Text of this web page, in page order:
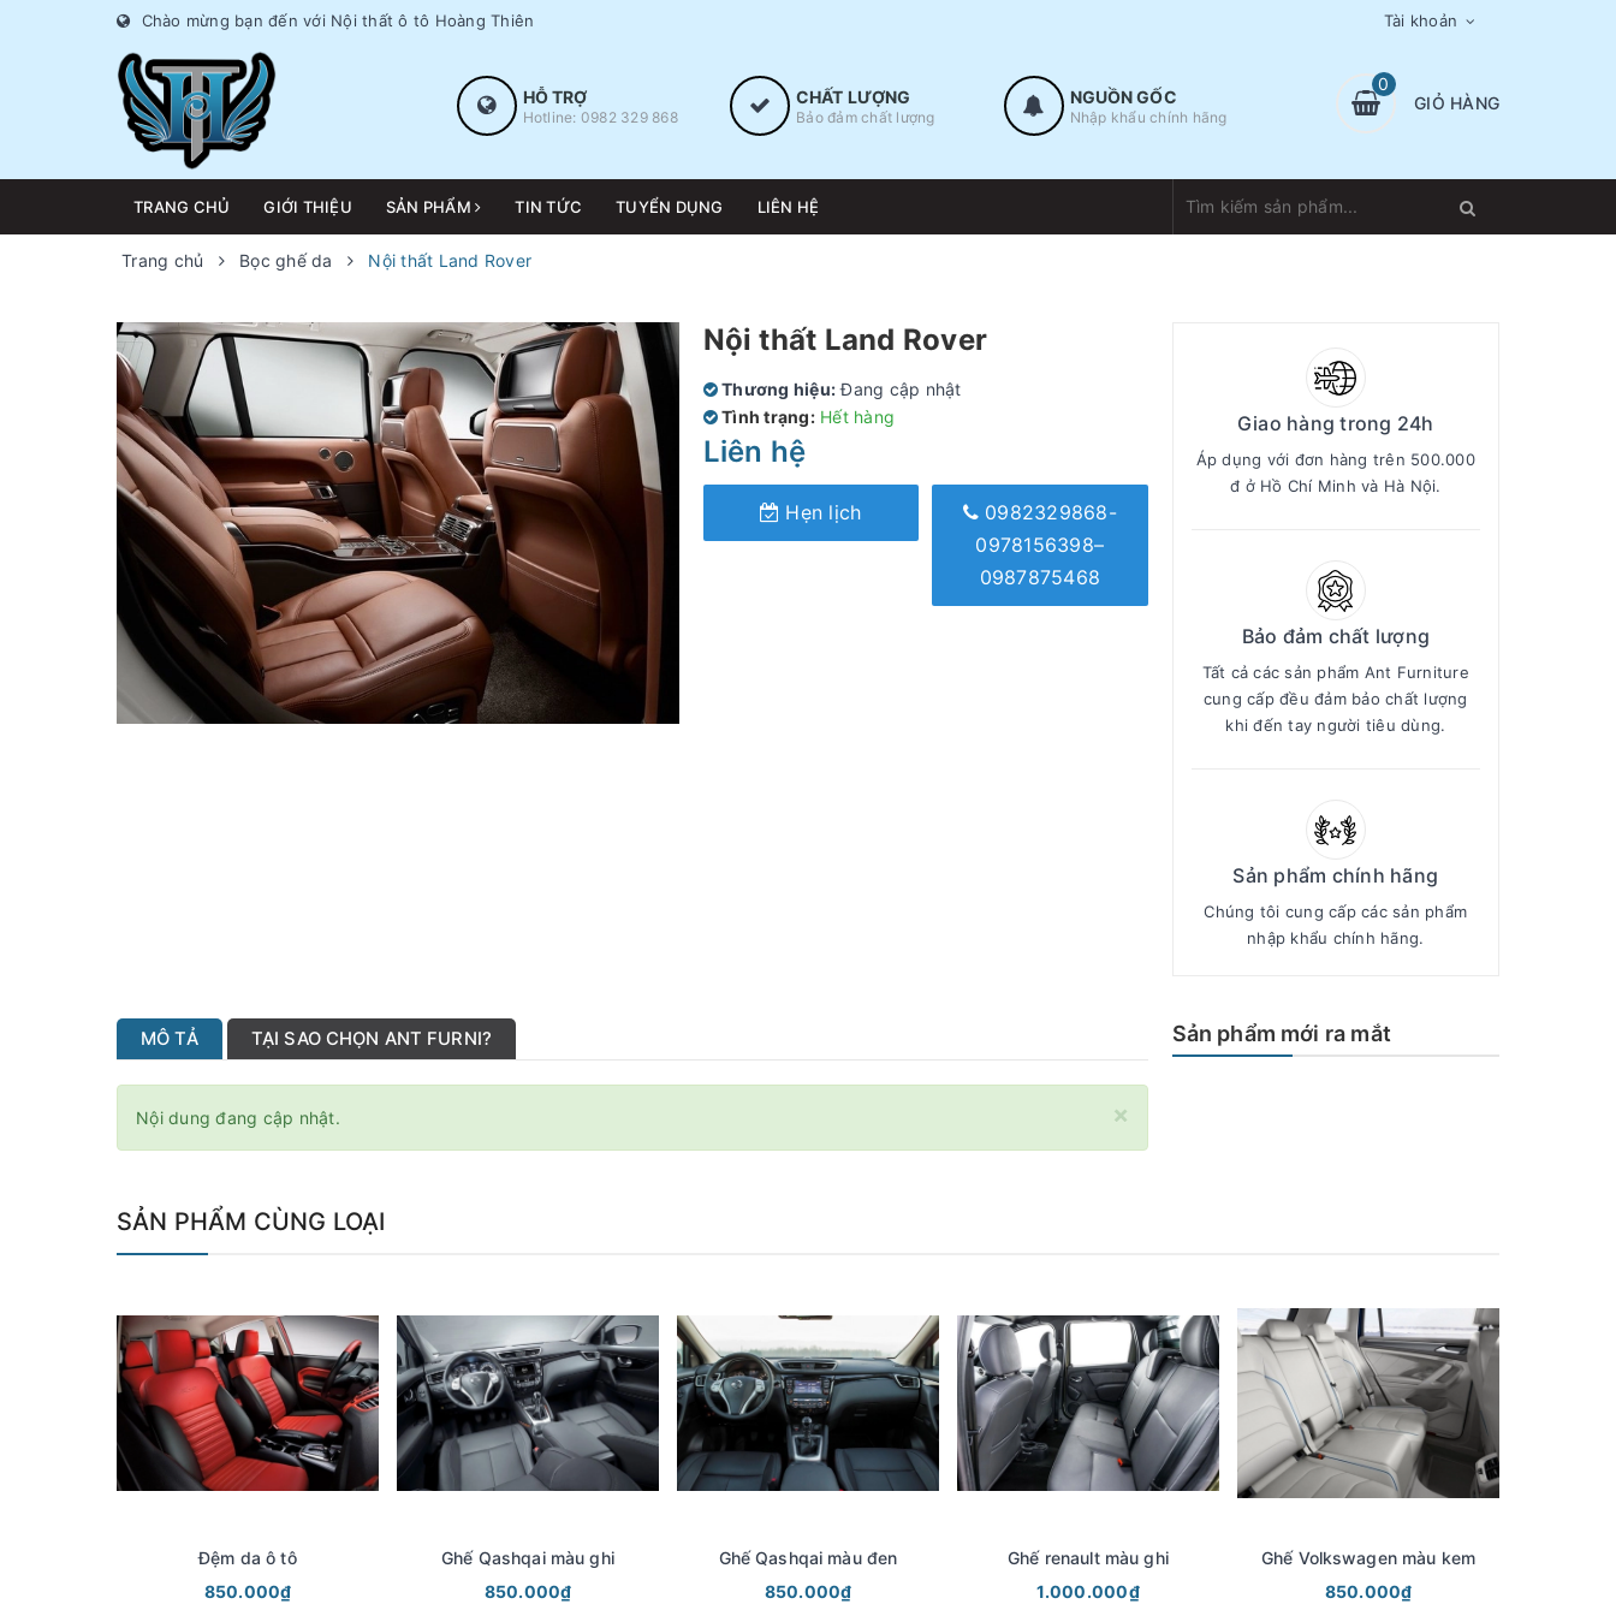
Chào mừng bạn đến với Nội thất ô tô Hoàng Thiên Tài khoản
HỖ TRỢ
Hotline: 0982 329 868
CHẤT LƯỢNG
Bảo đảm chất lượng
NGUỒN GỐC
Nhập khẩu chính hãng
0
GIỎ HÀNG
TRANG CHỦ GIỚI THIỆU SẢN PHẨM TIN TỨC TUYỂN DỤNG LIÊN HỆ
Trang chủ Bọc ghế da Nội thất Land Rover
Nội thất Land Rover
Thương hiệu: Đang cập nhật
Tình trạng: Hết hàng
Liên hệ
Hẹn lịch
0982329868-
0978156398–
0987875468
Giao hàng trong 24h
Áp dụng với đơn hàng trên 500.000
đ ở Hồ Chí Minh và Hà Nội.
Bảo đảm chất lượng
Tất cả các sản phẩm Ant Furniture
cung cấp đều đảm bảo chất lượng
khi đến tay người tiêu dùng.
Sản phẩm chính hãng
Chúng tôi cung cấp các sản phẩm
nhập khẩu chính hãng.
MÔ TẢ TẠI SAO CHỌN ANT FURNI?
×
Nội dung đang cập nhật.
Sản phẩm mới ra mắt
SẢN PHẨM CÙNG LOẠI
Đệm da ô tô
850.000₫
Ghế Qashqai màu ghi
850.000₫
Ghế Qashqai màu đen
850.000₫
Ghế renault màu ghi
1.000.000₫
Ghế Volkswagen màu kem
850.000₫